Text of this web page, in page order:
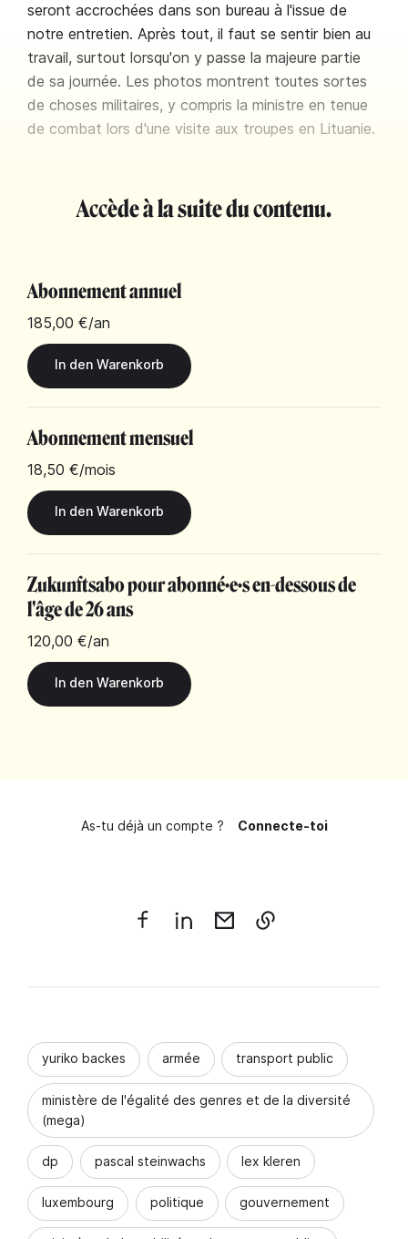
seront accrochées dans son bureau à l'issue de
notre entretien. Après tout, il faut se sentir bien au
travail, surtout lorsqu'on y passe la majeure partie
de sa journée. Les photos montrent toutes sortes
de choses militaires, y compris la ministre en tenue
de combat lors d'une visite aux troupes en Lituanie.
Accède à la suite du contenu.
Abonnement annuel
185,00 €/an
Abonnement mensuel
18,50 €/mois
Zukunftsabo pour abonné·e·s en-dessous de
l'âge de 26 ans
120,00 €/an
As-tu déjà un compte ? Connecte-toi
yuriko backes armée transport public
ministère de l'égalité des genres et de la diversité
(mega)
dp pascal steinwachs lex kleren
luxembourg politique gouvernement